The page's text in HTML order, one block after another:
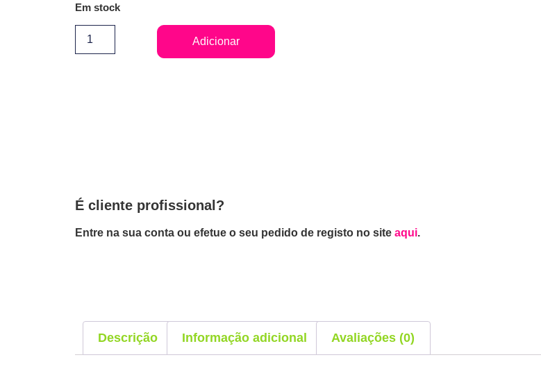
Em stock
Adicionar
É cliente profissional?
Entre na sua conta ou efetue o seu pedido de registo no site aqui.
Descrição Informação adicional Avaliações (0)